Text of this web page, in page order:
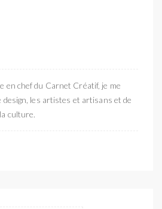
en chef du Carnet Créatif, je me
les artistes et artisans et de
culture.